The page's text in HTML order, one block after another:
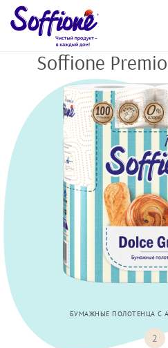
Soffione
БУМАЖНЫЕ ПОЛОТЕНЦА С
2